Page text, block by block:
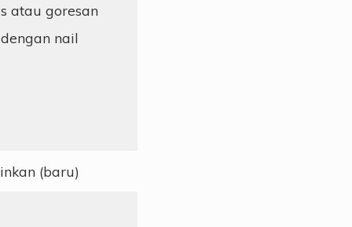
atau goresan
nail
(baru)